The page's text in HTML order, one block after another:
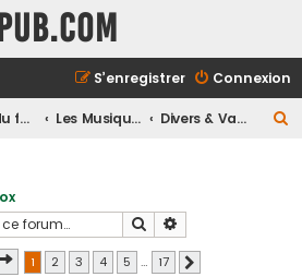
Connexion
S’enregistrer
Index du forum Les Musiques Diverses Divers & Variés
Rechercher
Page 1sur17
1 2 3 4 5 … 17